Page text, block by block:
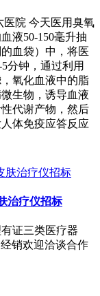
医院 今天医用臭氧
液50-150毫升抽
血袋）中，将医
分钟，通过利用
氧化血液中的脂
生物，诱导血液
代谢产物，然后
体免疫应答反应
治疗仪招标
证三类医疗器
销欢迎洽谈合作